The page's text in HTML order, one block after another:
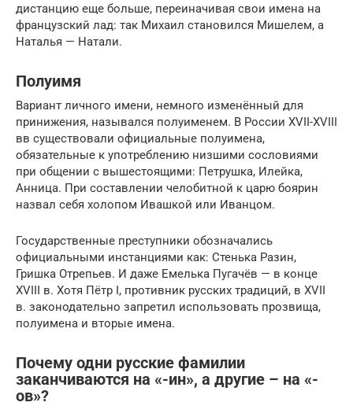
дистанцию еще больше, переиначивая свои имена на
французский лад: так Михаил становился Мишелем, а
Наталья — Натали.
Полуимя
Вариант личного имени, немного изменённый для
принижения, назывался полуименем. В России XVII-XVIII
вв существовали официальные полуимена,
обязательные к употреблению низшими сословиями
при общении с вышестоящими: Петрушка, Илейка,
Анница. При составлении челобитной к царю боярин
назвал себя холопом Ивашкой или Иванцом.
Государственные преступники обозначались
официальными инстанциями как: Стенька Разин,
Гришка Отрепьев. И даже Емелька Пугачёв — в конце
XVIII в. Хотя Пётр I, противник русских традиций, в XVII
в. законодательно запретил использовать прозвища,
полуимена и вторые имена.
Почему одни русские фамилии
заканчиваются на «-ин», а другие – на «-
ов»?